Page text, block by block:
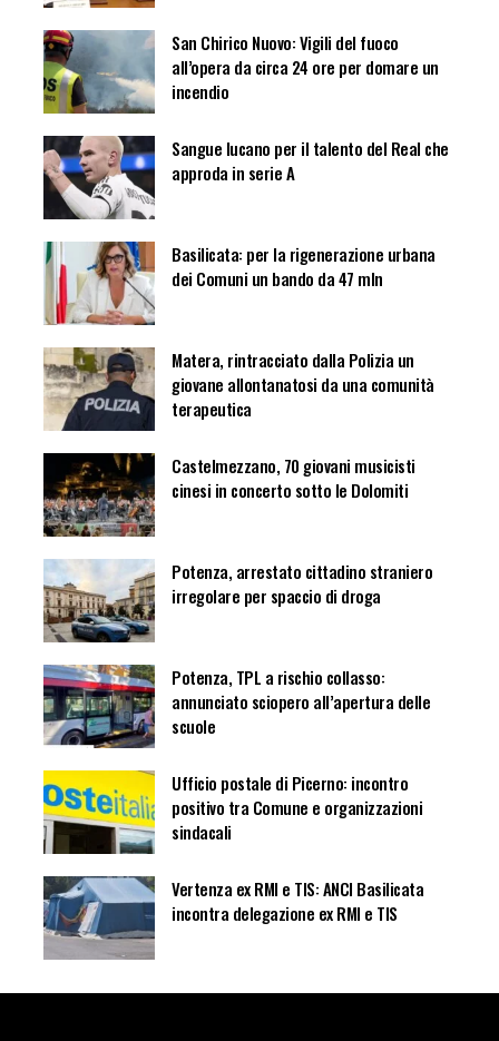
San Chirico Nuovo: Vigili del fuoco
all’opera da circa 24 ore per domare un
incendio
Sangue lucano per il talento del Real che
approda in serie A
Basilicata: per la rigenerazione urbana
dei Comuni un bando da 47 mln
Matera, rintracciato dalla Polizia un
giovane allontanatosi da una comunità
terapeutica
Castelmezzano, 70 giovani musicisti
cinesi in concerto sotto le Dolomiti
Potenza, arrestato cittadino straniero
irregolare per spaccio di droga
Potenza, TPL a rischio collasso:
annunciato sciopero all’apertura delle
scuole
Ufficio postale di Picerno: incontro
positivo tra Comune e organizzazioni
sindacali
Vertenza ex RMI e TIS: ANCI Basilicata
incontra delegazione ex RMI e TIS